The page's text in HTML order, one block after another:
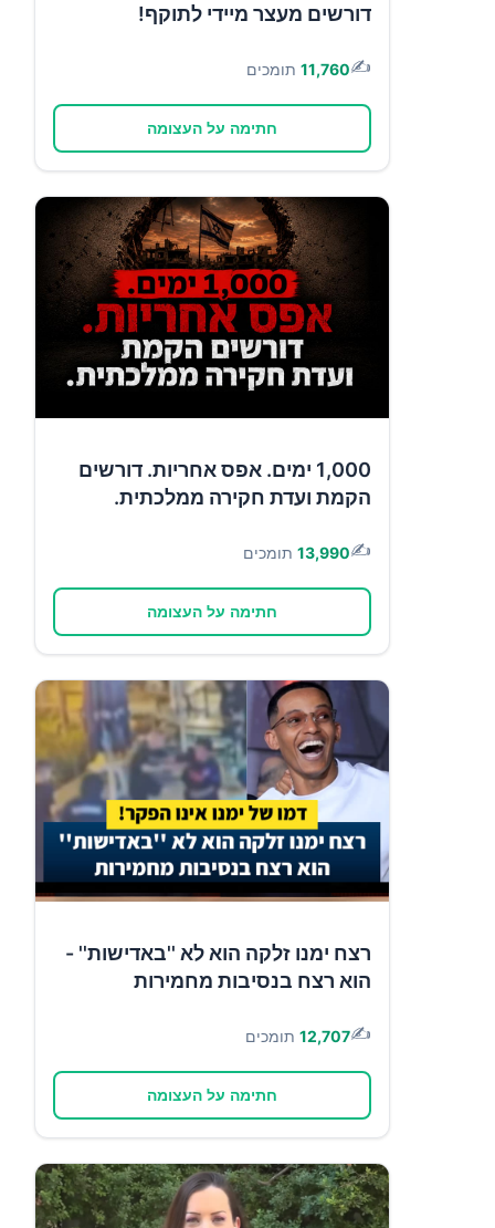
דורשים מעצר מיידי לתוקף!
✍️
11,760 תומכים
חתימה על העצומה
1,000 ימים. אפס אחריות. דורשים
הקמת ועדת חקירה ממלכתית.
✍️
13,990 תומכים
חתימה על העצומה
רצח ימנו זלקה הוא לא ''באדישות'' -
הוא רצח בנסיבות מחמירות
✍️
12,707 תומכים
חתימה על העצומה